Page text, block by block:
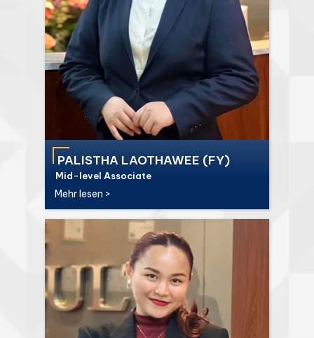
PALISTHA LAOTHAWEE (FY)
Mid-level Associate
Mehr lesen >